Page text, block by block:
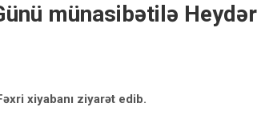
münasibətilə Heydər
xiyabanı ziyarət edib.